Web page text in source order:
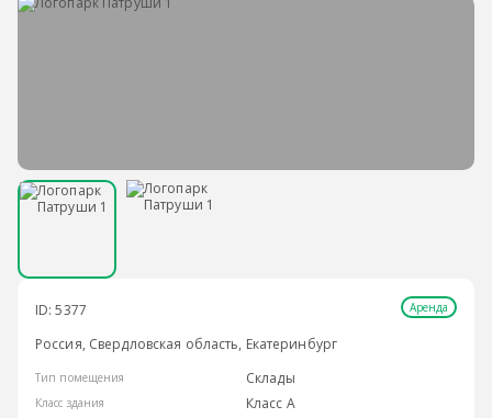
ID: 5377 Аренда
Россия, Свердловская область, Екатеринбург
Тип помещения Склады
Класс здания Класс A